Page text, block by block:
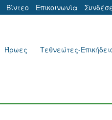
Βίντεο Επικοινωνία
Ήρωες Τεθνεώτες-